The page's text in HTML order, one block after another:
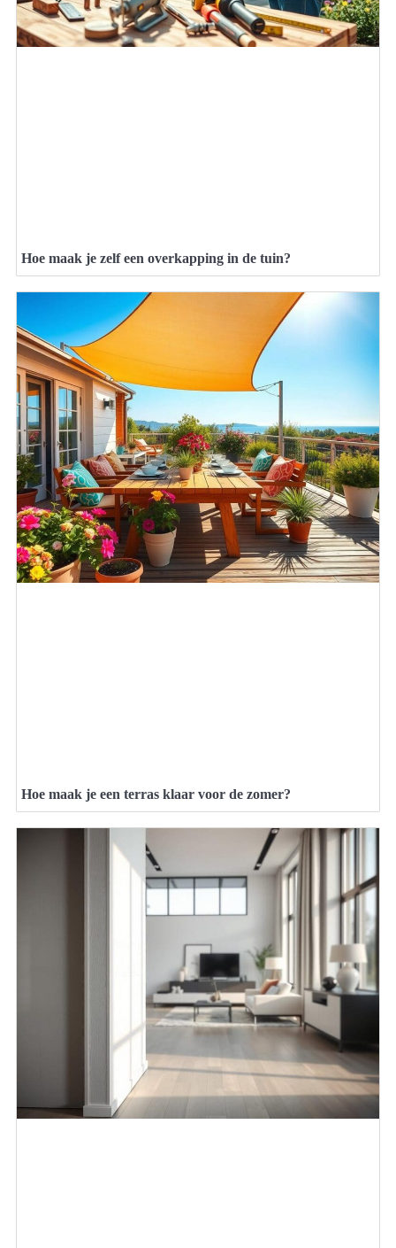
Hoe maak je zelf een overkapping in de tuin?
Hoe maak je een terras klaar voor de zomer?